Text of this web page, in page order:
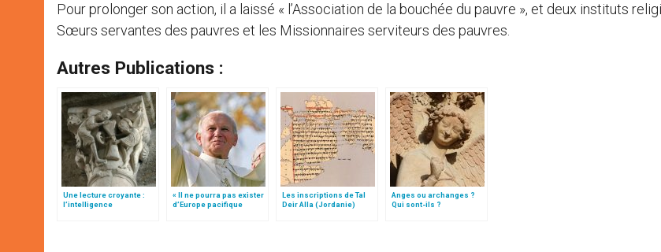
Pour prolonger son action, il a laissé « l’Association de la bouchée du pauvre », et deux instituts
Sœurs servantes des pauvres et les Missionnaires serviteurs des pauvres.
Autres Publications :
Une lecture croyante :
l’intelligence
« Il ne pourra pas exister
d’Europe pacifique
Les inscriptions de Tal
Deir Alla (Jordanie)
Anges ou archanges ?
Qui sont-ils ?